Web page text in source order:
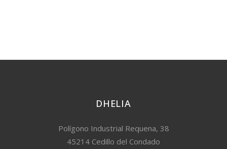
DHELIA
Polígono Industrial Requena, 38
45214 Cedillo del Condado